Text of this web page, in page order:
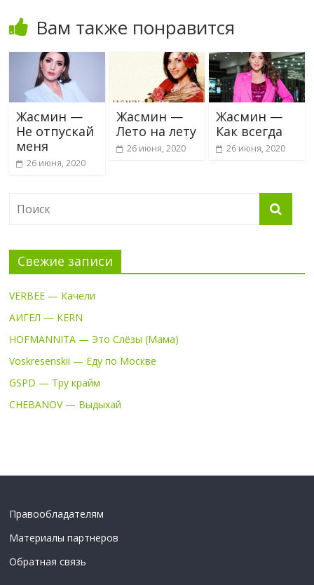
Вам также понравится
Жасмин —
Не отпускай
меня
26 июня, 2020
Жасмин —
Лето на лету
26 июня, 2020
Жасмин —
Как всегда
26 июня, 2020
Свежие записи
VERBEE — Качели
АИГЕЛ — KERN
HOFMANNITA — Это Слёзы (Мама)
Voskresenskii — Еду по Москве
GSPD — Тру крайм
CHEBANOV — Выдыхай
Правообладателям
Материалы партнеров
Обратная связь